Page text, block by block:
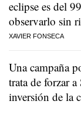
eclipse es del
observarlo sin
XAVIER FONSECA
Una campaña
trata de forzar
inversión de la